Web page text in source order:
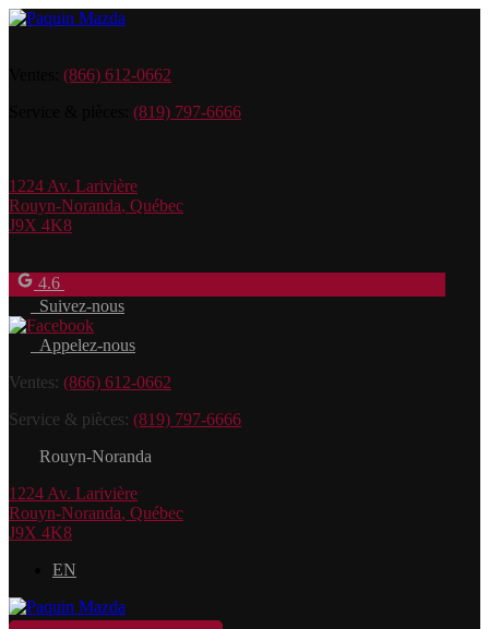
(866) 612-0662
(819) 797-6666
1224 Av. Larivière
Rouyn-Noranda, Québec
J9X 4K8
4.6
Suivez-nous
Appelez-nous
Ventes: (866) 612-0662
Service & pièces: (819) 797-6666
Rouyn-Noranda
1224 Av. Larivière
Rouyn-Noranda, Québec
J9X 4K8
EN